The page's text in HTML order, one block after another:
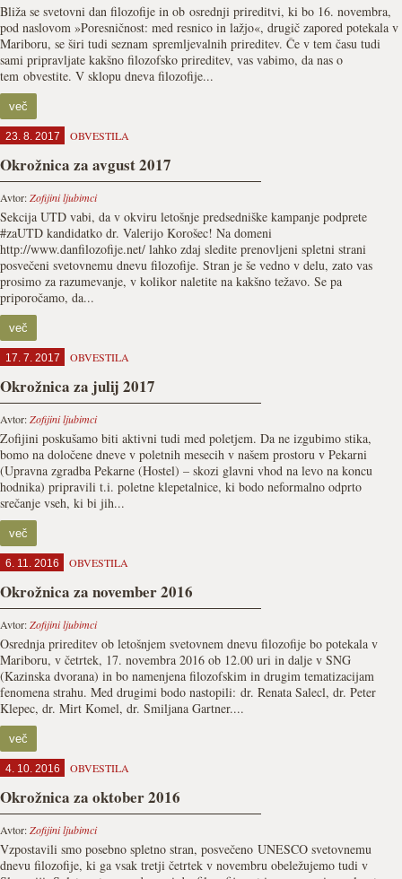
Bliža se svetovni dan filozofije in ob osrednji prireditvi, ki bo 16. novembra,
pod naslovom »Poresničnost: med resnico in lažjo«, drugič zapored potekala v
Mariboru, se širi tudi seznam spremljevalnih prireditev. Če v tem času tudi
sami pripravljate kakšno filozofsko prireditev, vas vabimo, da nas o
tem obvestite. V sklopu dneva filozofije...
več
23. 8. 2017 OBVESTILA
Okrožnica za avgust 2017
Avtor:Zofijini ljubimci
Sekcija UTD vabi, da v okviru letošnje predsedniške kampanje podprete
#zaUTD kandidatko dr. Valerijo Korošec! Na domeni
http://www.danfilozofije.net/ lahko zdaj sledite prenovljeni spletni strani
posvečeni svetovnemu dnevu filozofije. Stran je še vedno v delu, zato vas
prosimo za razumevanje, v kolikor naletite na kakšno težavo. Se pa
priporočamo, da...
več
17. 7. 2017 OBVESTILA
Okrožnica za julij 2017
Avtor:Zofijini ljubimci
Zofijini poskušamo biti aktivni tudi med poletjem. Da ne izgubimo stika,
bomo na določene dneve v poletnih mesecih v našem prostoru v Pekarni
(Upravna zgradba Pekarne (Hostel) – skozi glavni vhod na levo na koncu
hodnika) pripravili t.i. poletne klepetalnice, ki bodo neformalno odprto
srečanje vseh, ki bi jih...
več
6. 11. 2016 OBVESTILA
Okrožnica za november 2016
Avtor:Zofijini ljubimci
Osrednja prireditev ob letošnjem svetovnem dnevu filozofije bo potekala v
Mariboru, v četrtek, 17. novembra 2016 ob 12.00 uri in dalje v SNG
(Kazinska dvorana) in bo namenjena filozofskim in drugim tematizacijam
fenomena strahu. Med drugimi bodo nastopili: dr. Renata Salecl, dr. Peter
Klepec, dr. Mirt Komel, dr. Smiljana Gartner....
več
4. 10. 2016 OBVESTILA
Okrožnica za oktober 2016
Avtor:Zofijini ljubimci
Vzpostavili smo posebno spletno stran, posvečeno UNESCO svetovnemu
dnevu filozofije, ki ga vsak tretji četrtek v novembru obeležujemo tudi v